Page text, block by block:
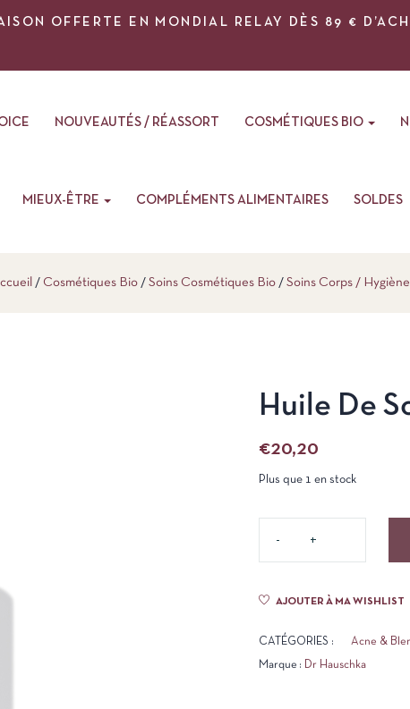
OFFERTE EN MONDIAL RELAY DÈS 89 €
NOUVEAUTÉS / RÉASSORT COSMÉTIQUES BIO
MIEUX-ÊTRE COMPLÉMENTS ALIMENTAIRES SOLDES
Cosmétiques Bio Soins Cosmétiques Bio Soins Corps / Hygiène
Huile De
€20,20
Plus que 1 en stock
AJOUTER À MA WISHLIST
CATÉGORIES : Acne &
Marque : Dr Hauschka